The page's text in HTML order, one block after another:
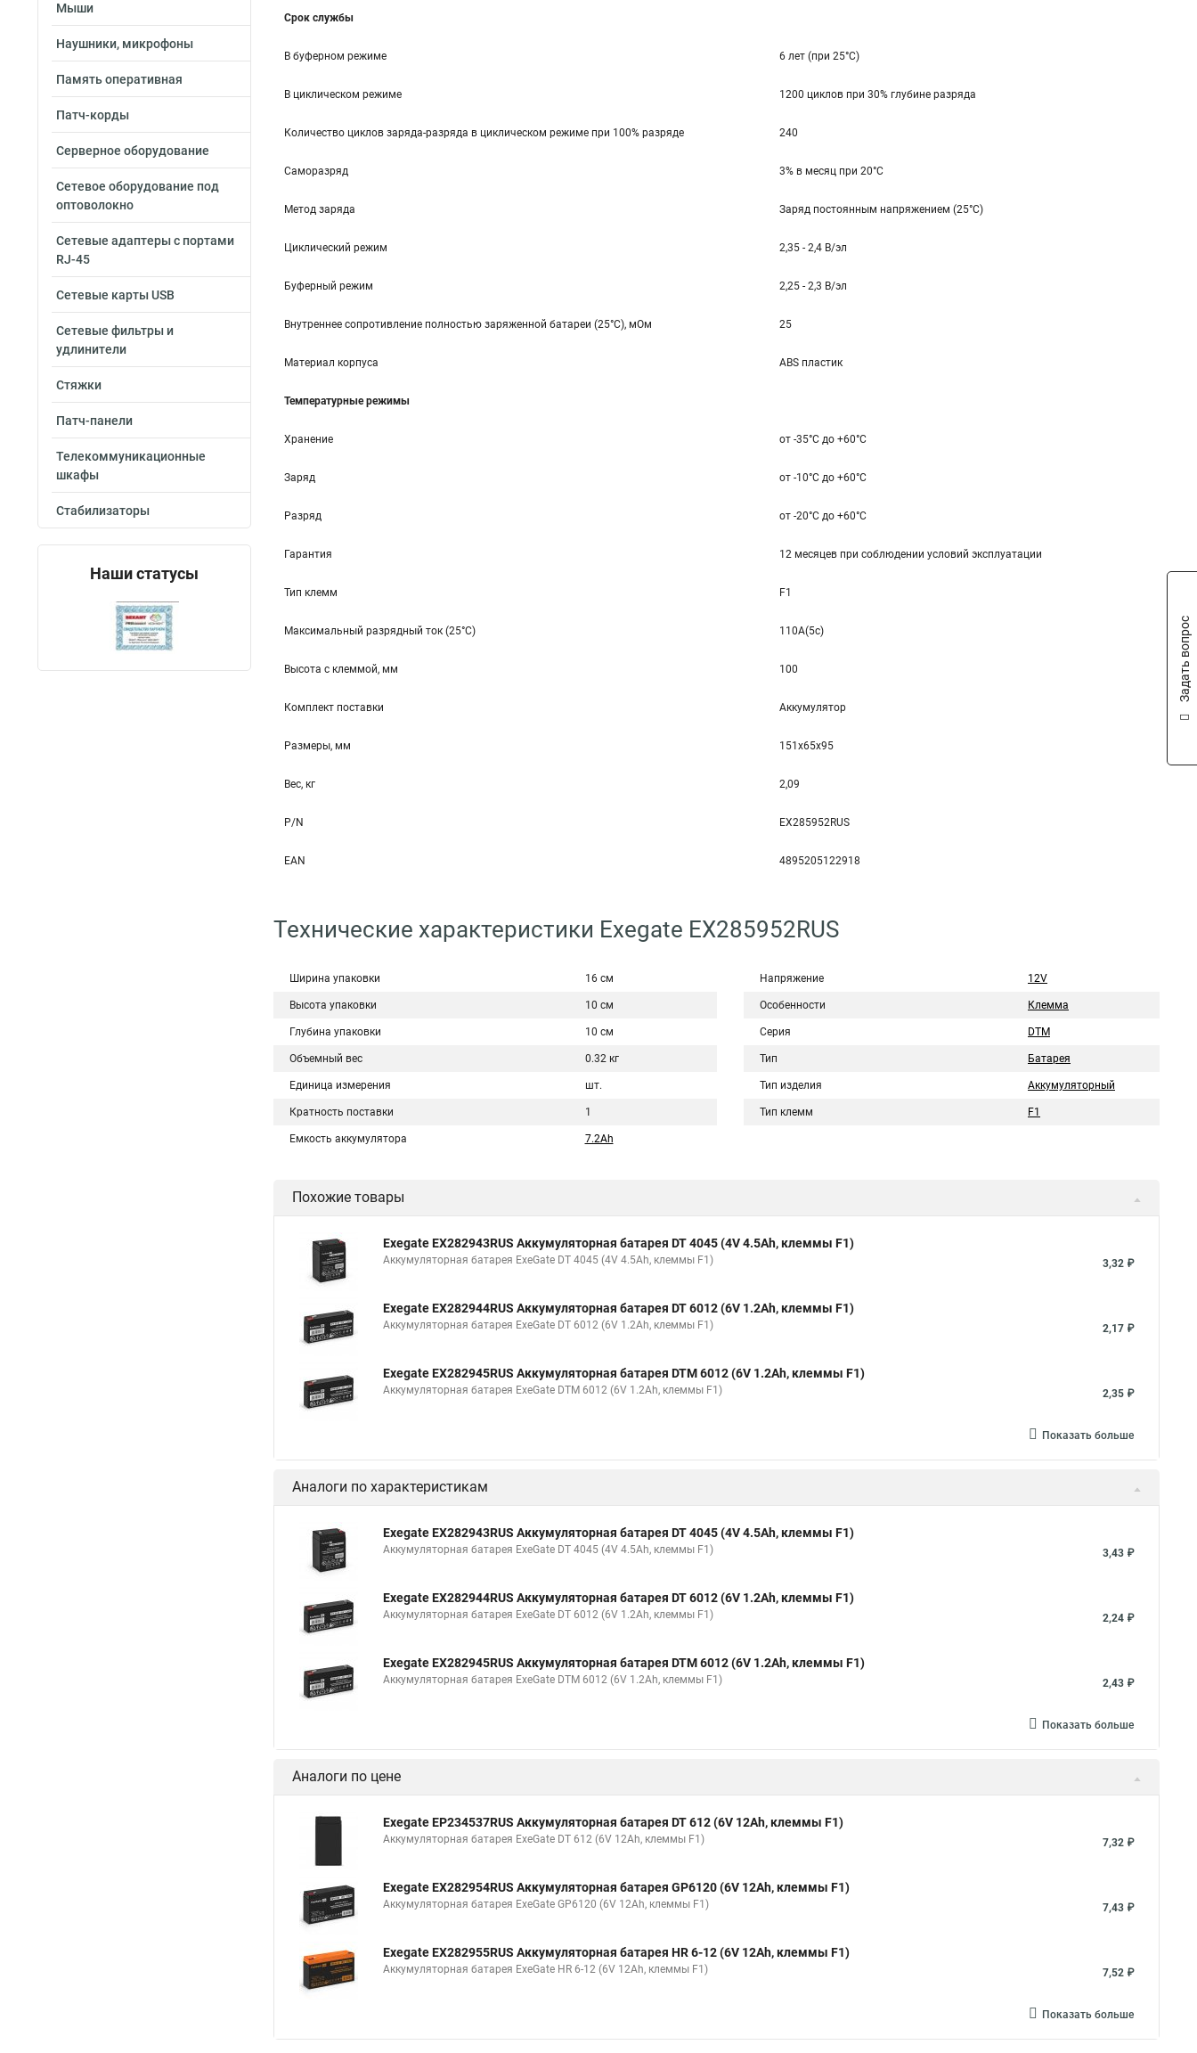
Мыши
Наушники, микрофоны
Память оперативная
Патч-корды
Серверное оборудование
Сетевое оборудование под
оптоволокно
Сетевые адаптеры с портами
RJ-45
Сетевые карты USB
Сетевые фильтры и
удлинители
Стяжки
Патч-панели
Телекоммуникационные
шкафы
Стабилизаторы
Наши статусы
Срок службы
В буферном режиме 6 лет (при 25°С)
В циклическом режиме 1200 циклов при 30% глубине разряда
Количество циклов заряда-разряда в циклическом режиме при 100% разряде 240
Саморазряд 3% в месяц при 20°С
Метод заряда Заряд постоянным напряжением (25°С)
Циклический режим 2,35 - 2,4 В/эл
Буферный режим 2,25 - 2,3 В/эл
Внутреннее сопротивление полностью заряженной батареи (25°С), мОм 25
Материал корпуса ABS пластик
Температурные режимы
Хранение от -35°С до +60°С
Заряд от -10°С до +60°С
Разряд от -20°С до +60°С
Гарантия 12 месяцев при соблюдении условий эксплуатации
Тип клемм F1
Максимальный разрядный ток (25°С) 110A(5c)
Высота c клеммой, мм 100
Комплект поставки Аккумулятор
Размеры, мм 151x65x95
Вес, кг 2,09
P/N EX285952RUS
EAN 4895205122918
Технические характеристики Exegate EX285952RUS
Ширина упаковки 16 см
Высота упаковки 10 см
Глубина упаковки 10 см
Объемный вес 0.32 кг
Единица измерения шт.
Кратность поставки 1
Емкость аккумулятора 7.2Ah
Напряжение 12V
Особенности Клемма
Серия DTM
Тип Батарея
Тип изделия Аккумуляторный
Тип клемм F1
Похожие товары
Exegate EX282943RUS Аккумуляторная батарея DT 4045 (4V 4.5Ah, клеммы F1)
Аккумуляторная батарея ExeGate DT 4045 (4V 4.5Ah, клеммы F1) 3,32 ₽
Exegate EX282944RUS Аккумуляторная батарея DT 6012 (6V 1.2Ah, клеммы F1)
Аккумуляторная батарея ExeGate DT 6012 (6V 1.2Ah, клеммы F1) 2,17 ₽
Exegate EX282945RUS Аккумуляторная батарея DTM 6012 (6V 1.2Ah, клеммы F1)
Аккумуляторная батарея ExeGate DTM 6012 (6V 1.2Ah, клеммы F1) 2,35 ₽
Показать больше
Аналоги по характеристикам
Exegate EX282943RUS Аккумуляторная батарея DT 4045 (4V 4.5Ah, клеммы F1)
Аккумуляторная батарея ExeGate DT 4045 (4V 4.5Ah, клеммы F1) 3,43 ₽
Exegate EX282944RUS Аккумуляторная батарея DT 6012 (6V 1.2Ah, клеммы F1)
Аккумуляторная батарея ExeGate DT 6012 (6V 1.2Ah, клеммы F1) 2,24 ₽
Exegate EX282945RUS Аккумуляторная батарея DTM 6012 (6V 1.2Ah, клеммы F1)
Аккумуляторная батарея ExeGate DTM 6012 (6V 1.2Ah, клеммы F1) 2,43 ₽
Показать больше
Аналоги по цене
Exegate EP234537RUS Аккумуляторная батарея DT 612 (6V 12Ah, клеммы F1)
Аккумуляторная батарея ExeGate DT 612 (6V 12Ah, клеммы F1) 7,32 ₽
Exegate EX282954RUS Аккумуляторная батарея GP6120 (6V 12Ah, клеммы F1)
Аккумуляторная батарея ExeGate GP6120 (6V 12Ah, клеммы F1) 7,43 ₽
Exegate EX282955RUS Аккумуляторная батарея HR 6-12 (6V 12Ah, клеммы F1)
Аккумуляторная батарея ExeGate HR 6-12 (6V 12Ah, клеммы F1) 7,52 ₽
Показать больше
Задать вопрос